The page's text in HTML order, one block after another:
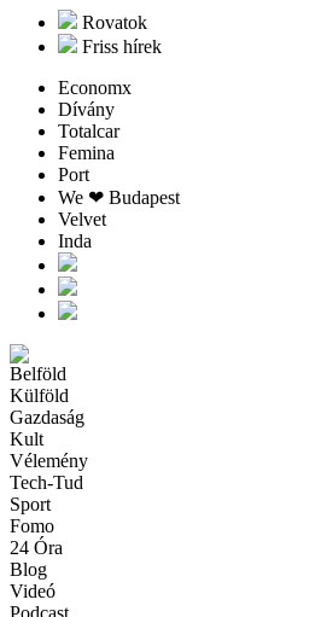
Rovatok
Friss hírek
Economx
Dívány
Totalcar
Femina
Port
We ❤︎ Budapest
Velvet
Inda
Belföld
Külföld
Gazdaság
Kult
Vélemény
Tech-Tud
Sport
Fomo
24 Óra
Blog
Videó
Podcast